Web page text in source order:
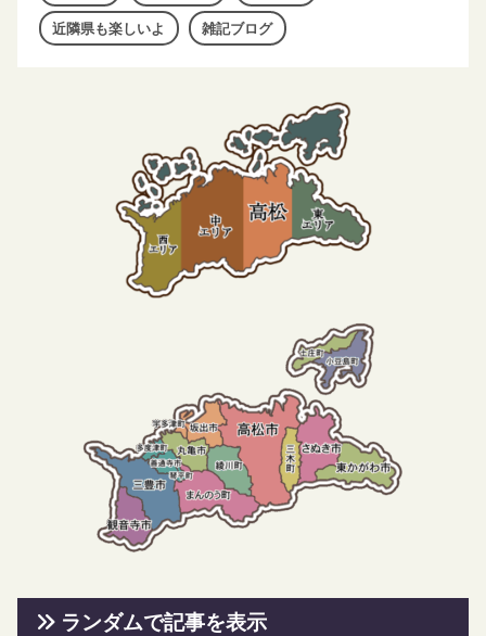
近隣県も楽しいよ 雑記ブログ
ランダムで記事を表示